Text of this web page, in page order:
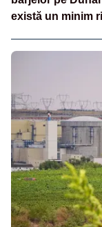
există un minim